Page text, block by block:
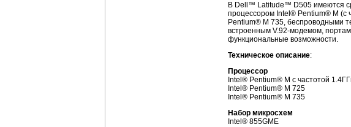
В Dell™ Latitude™ D505 имеются
процессором Intel® Pentium® M (с
Pentium® M 735, беспроводными
встроенным V.92-модемом,
функциональные возможности.
Техническое описание:
Процессор
Intel® Pentium® M с частотой
Intel® Pentium® M 725
Intel® Pentium® M 735
Набор микросхем
Intel® 855GME